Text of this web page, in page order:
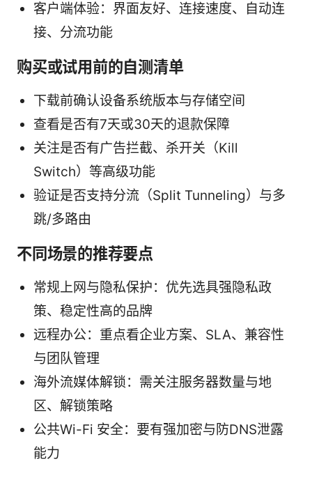
客户端体验：界面友好、连接速度、自动连
接、分流功能
购买或试用前的自测清单
下载前确认设备系统版本与存储空间
查看是否有7天或30天的退款保障
关注是否有广告拦截、杀开关（Kill
Switch）等高级功能
验证是否支持分流（Split Tunneling）与多
跳/多路由
不同场景的推荐要点
常规上网与隐私保护：优先选具强隐私政
策、稳定性高的品牌
远程办公：重点看企业方案、SLA、兼容性
与团队管理
海外流媒体解锁：需关注服务器数量与地
区、解锁策略
公共Wi-Fi 安全：要有强加密与防DNS泄露
能力